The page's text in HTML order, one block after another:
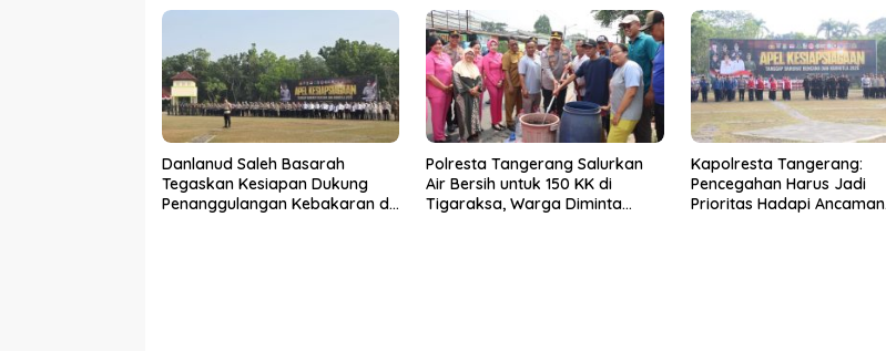
Danlanud Saleh Basarah
Tegaskan Kesiapan Dukung
Penanggulangan Kebakaran di
Polresta Tangerang Salurkan
Air Bersih untuk 150 KK di
Tigaraksa, Warga Diminta
Kapolresta Tangerang:
Pencegahan Harus Jadi
Prioritas Hadapi Ancaman